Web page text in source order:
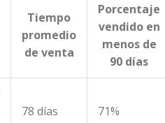
Tiempo
promedio
de venta
Porcentaje
vendido en
menos de
90 días
78 días 71%